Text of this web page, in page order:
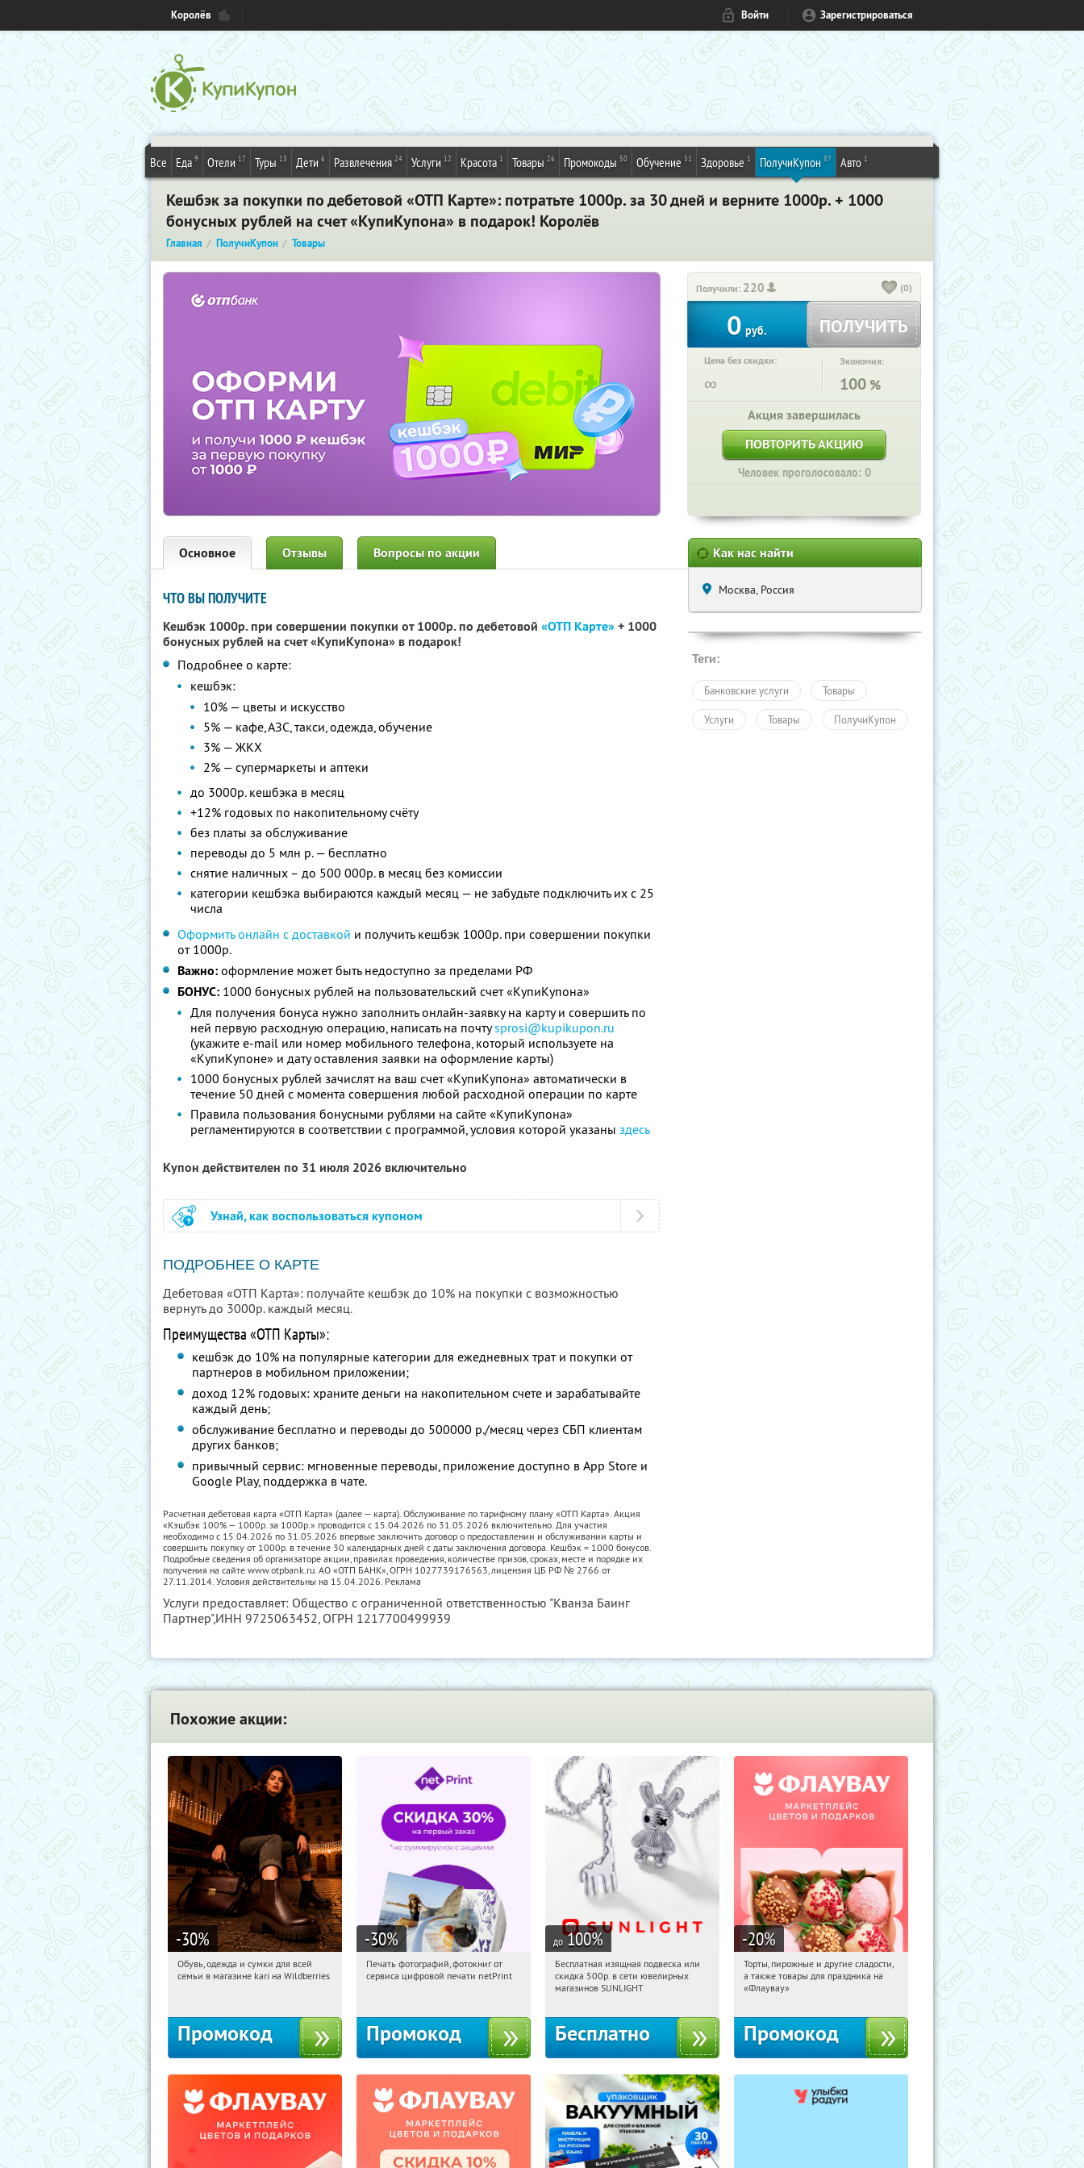
Королёв Войти Зарегистрироваться
Все Еда 9 Отели 17 Туры 13 Дети 6 Развлечения 24 Услуги 12 Красота 1 Товары 26 Промокоды 50 Обучение 31 Здоровье 1 ПолучиКупон 87 Авто 1
Кешбэк за покупки по дебетовой «ОТП Карте»: потратьте 1000р. за 30 дней и верните 1000р. + 1000
бонусных рублей на счет «КупиКупона» в подарок! Королёв
Главная ПолучиКупон Товары
Получили: 220 (0)
0 руб. ПОЛУЧИТЬ
Цена без скидки:
∞
Экономия:
100 %
Акция завершилась
ПОВТОРИТЬ АКЦИЮ
Человек проголосовало: 0
Основное Отзывы Вопросы по акции
ЧТО ВЫ ПОЛУЧИТЕ
Кешбэк 1000р. при совершении покупки от 1000р. по дебетовой «ОТП Карте»+ 1000
бонусных рублей на счет «КупиКупона» в подарок!
Подробнее о карте:
кешбэк:
10% — цветы и искусство
5% — кафе, АЗС, такси, одежда, обучение
3% — ЖКХ
2% — супермаркеты и аптеки
до 3000р. кешбэка в месяц
+12% годовых по накопительному счёту
без платы за обслуживание
переводы до 5 млн р. — бесплатно
снятие наличных – до 500 000р. в месяц без комиссии
категории кешбэка выбираются каждый месяц — не забудьте подключить их с 25
числа
Оформить онлайн с доставкой и получить кешбэк 1000р. при совершении покупки
от 1000р.
Важно: оформление может быть недоступно за пределами РФ
БОНУС: 1000 бонусных рублей на пользовательский счет «КупиКупона»
Для получения бонуса нужно заполнить онлайн-заявку на карту и совершить по
ней первую расходную операцию, написать на почтуsprosi@kupikupon.ru
(укажите e-mail или номер мобильного телефона, который используете на
«КупиКупоне» и дату оставления заявки на оформление карты)
1000 бонусных рублей зачислят на ваш счет «КупиКупона» автоматически в
течение 50 дней с момента совершения любой расходной операции по карте
Правила пользования бонусными рублями на сайте «КупиКупона»
регламентируются в соответствии с программой, условия которой указаны здесь
Купон действителен по 31 июля 2026 включительно
Узнай, как воспользоваться купоном
ПОДРОБНЕЕ О КАРТЕ
Дебетовая «ОТП Карта»: получайте кешбэк до 10% на покупки с возможностью
вернуть до 3000р. каждый месяц.
Преимущества «ОТП Карты»:
кешбэк до 10% на популярные категории для ежедневных трат и покупки от
партнеров в мобильном приложении;
доход 12% годовых: храните деньги на накопительном счете и зарабатывайте
каждый день;
обслуживание бесплатно и переводы до 500000 р./месяц через СБП клиентам
других банков;
привычный сервис: мгновенные переводы, приложение доступно в App Store и
Google Play, поддержка в чате.
Расчетная дебетовая карта «ОТП Карта» (далее — карта). Обслуживание по тарифному плану «ОТП Карта». Акция
«Кэшбэк 100% — 1000р. за 1000р.» проводится с 15.04.2026 по 31.05.2026 включительно. Для участия
необходимо с 15.04.2026 по 31.05.2026 впервые заключить договор о предоставлении и обслуживании карты и
совершить покупку от 1000р. в течение 30 календарных дней с даты заключения договора. Кешбэк = 1000 бонусов.
Подробные сведения об организаторе акции, правилах проведения, количестве призов, сроках, месте и порядке их
получения на сайте www.otpbank.ru. АО «ОТП БАНК», ОГРН 1027739176563, лицензия ЦБ РФ № 2766 от
27.11.2014. Условия действительны на 15.04.2026. Реклама
Услуги предоставляет: Общество с ограниченной ответственностью "Кванза Баинг
Партнер",ИНН 9725063452, ОГРН 1217700499939
Как нас найти
Москва, Россия
Теги:
Банковские услуги Товары
Услуги Товары ПолучиКупон
Похожие акции:
-30%
01:30:42 Получили:
Обувь, одежда и сумки для всей
семьи в магазине kari на Wildberries
Промокод
-30%
01:30:42 Получили:
Печать фотографий, фотокниг от
сервиса цифровой печати netPrint
Промокод
до 100%
01:30:42 Получили:
Россия
Бесплатная изящная подвеска или
скидка 500р. в сети ювелирных
магазинов SUNLIGHT
Бесплатно
-20%
01:30:42 Получили:
Россия
Торты, пирожные и другие сладости,
а также товары для праздника на
«Флаувау»
Промокод